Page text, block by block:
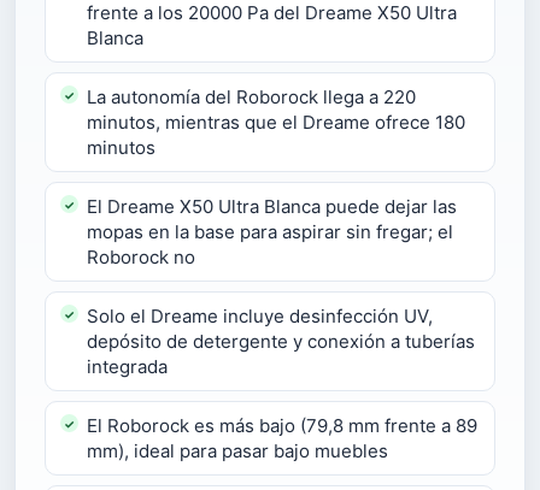
frente a los 20000 Pa del Dreame X50 Ultra
Blanca
La autonomía del Roborock llega a 220
minutos, mientras que el Dreame ofrece 180
minutos
El Dreame X50 Ultra Blanca puede dejar las
mopas en la base para aspirar sin fregar; el
Roborock no
Solo el Dreame incluye desinfección UV,
depósito de detergente y conexión a tuberías
integrada
El Roborock es más bajo (79,8 mm frente a 89
mm), ideal para pasar bajo muebles